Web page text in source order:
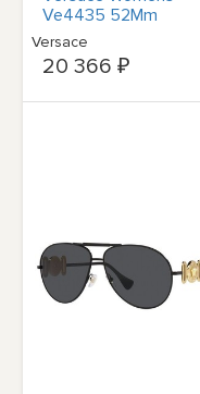
Ve4435 52Mm
Женские
Versace
20 366 ₽